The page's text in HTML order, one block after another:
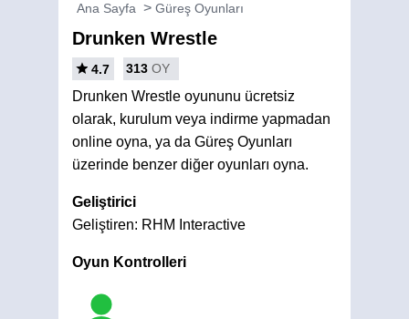
Ana Sayfa Güreş Oyunları
Drunken Wrestle
4.7 313 OY
Drunken Wrestle oyununu ücretsiz
olarak, kurulum veya indirme yapmadan
online oyna, ya da Güreş Oyunları
üzerinde benzer diğer oyunları oyna.
Geliştirici
Geliştiren: RHM Interactive
Oyun Kontrolleri